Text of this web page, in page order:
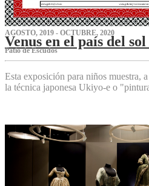
AGOSTO, 2019 - OCTUBRE, 2020
Venus en el país del
P‌atio de Escudos
Esta exposición para niños muestra,
la técnica japonesa Ukiyo-e o